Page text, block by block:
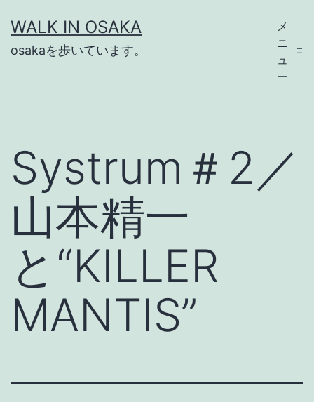
ン
テ
WALK IN OSAKA
osakaを歩いています。
メ
ニ
ュ
ー
Systrum＃2／
山本精一
と“KILLER
MANTIS”